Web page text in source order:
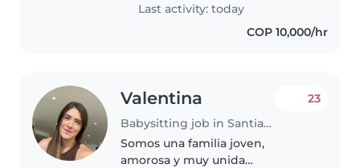
Last activity: today
COP 10,000/hr
Valentina
Babysitting job in Santiago de Cali
23
Somos una familia joven,
amorosa y muy unida